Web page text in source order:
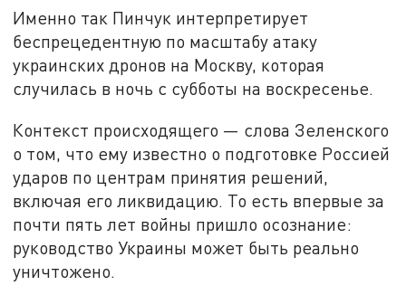
Именно так Пинчук интерпретирует
беспрецедентную по масштабу атаку
украинских дронов на Москву, которая
случилась в ночь с субботы на воскресенье.
Контекст происходящего — слова Зеленского
о том, что ему известно о подготовке Россией
ударов по центрам принятия решений,
включая его ликвидацию. То есть впервые за
почти пять лет войны пришло осознание:
руководство Украины может быть реально
уничтожено.